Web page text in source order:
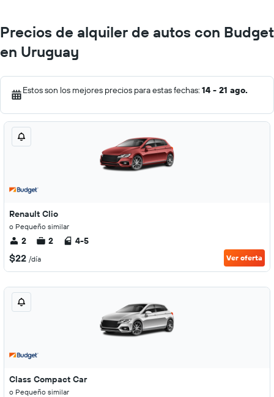
Precios de alquiler de autos con Budget
en Uruguay
Estos son los mejores precios para estas fechas: 14 - 21 ago.
Renault Clio
o Pequeño similar
2 2 4-5
$22 /día Ver oferta
Class Compact Car
o Pequeño similar